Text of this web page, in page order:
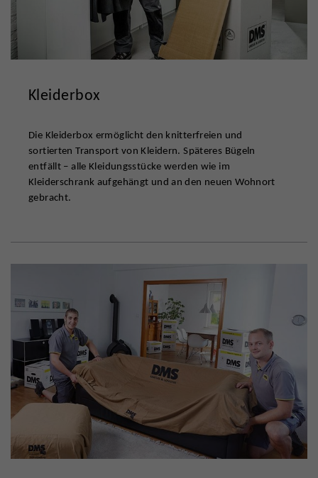
Kleiderbox
Die Kleiderbox ermöglicht den knitterfreien und
sortierten Transport von Kleidern. Späteres Bügeln
entfällt – alle Kleidungsstücke werden wie im
Kleiderschrank aufgehängt und an den neuen Wohnort
gebracht.